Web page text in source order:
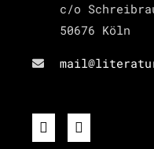
c/o
50676 Köln